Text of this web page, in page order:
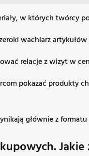
w których twórcy
wachlarz
relacje z wizyt w
pokazać produkty
głównie z